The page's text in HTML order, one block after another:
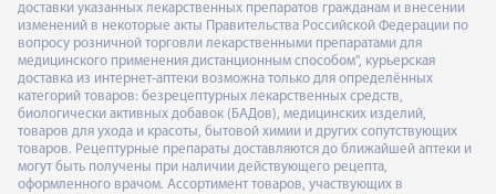
доставки указанных лекарственных препаратов гражданам и внесении
изменений в некоторые акты Правительства Российской Федерации по
вопросу розничной торговли лекарственными препаратами для
медицинского применения дистанционным способом", курьерская
доставка из интернет-аптеки возможна только для определённых
категорий товаров: безрецептурных лекарственных средств,
биологически активных добавок (БАДов), медицинских изделий,
товаров для ухода и красоты, бытовой химии и других сопутствующих
товаров. Рецептурные препараты доставляются до ближайшей аптеки и
могут быть получены при наличии действующего рецепта,
оформленного врачом. Ассортимент товаров, участвующих в